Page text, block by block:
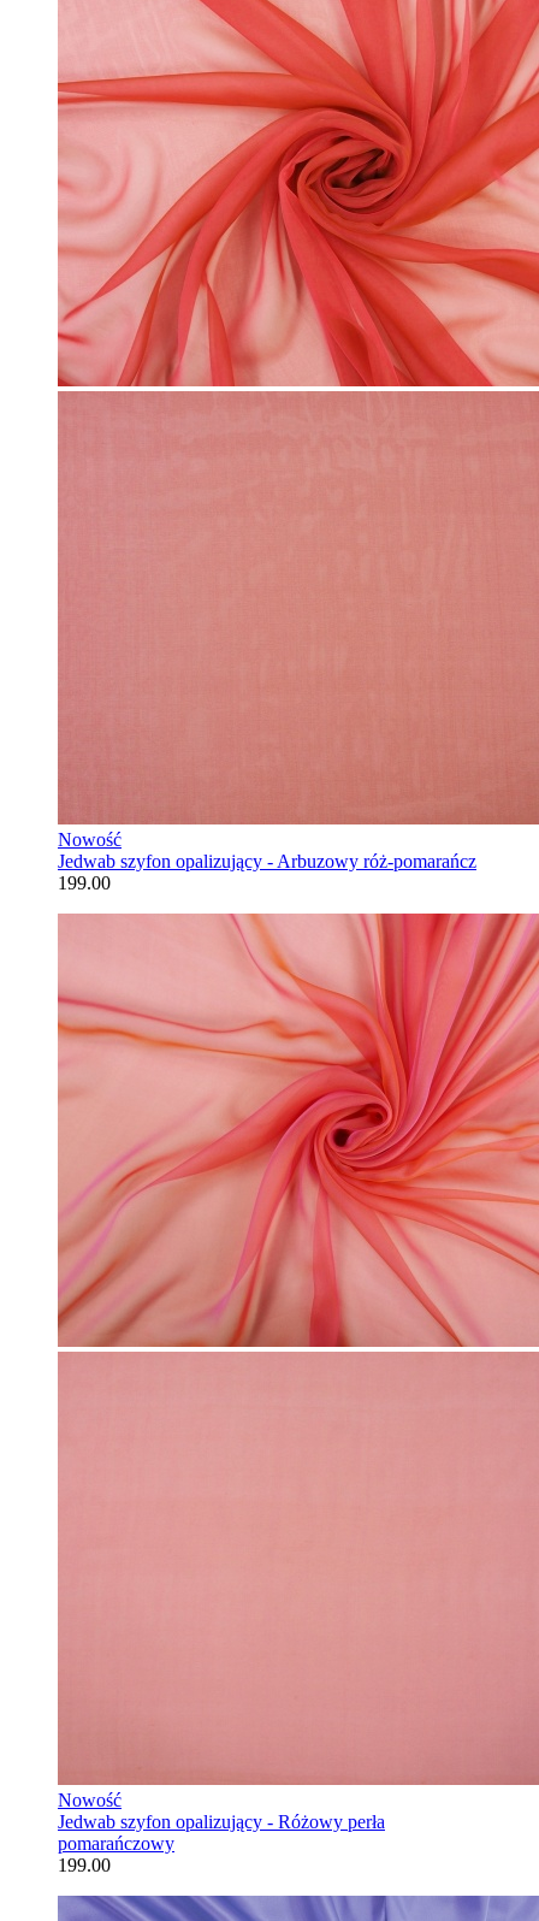
Nowość
Jedwab szyfon opalizujący - Arbuzowy róż-pomarańcz
199.00
Nowość
Jedwab szyfon opalizujący - Różowy perła
pomarańczowy
199.00